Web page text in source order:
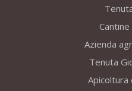
Azienda
Tenuta
Apicoltura